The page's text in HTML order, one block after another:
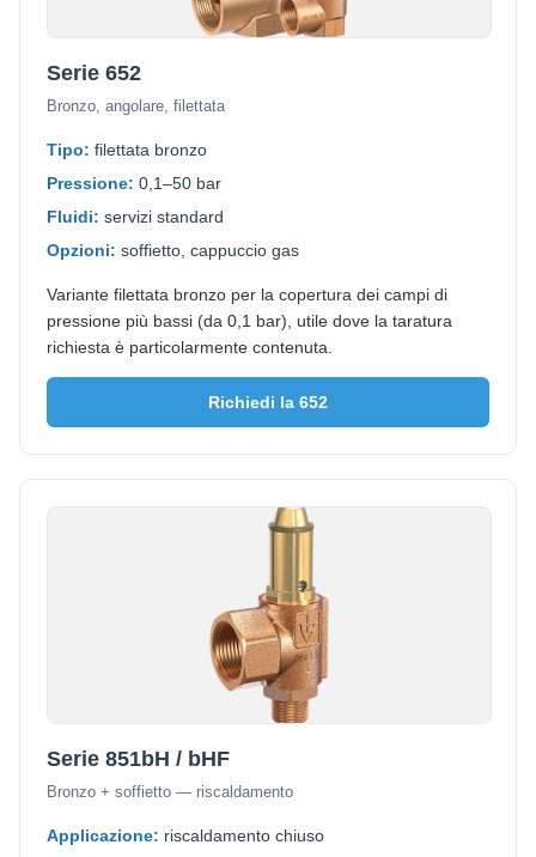
Serie 652
Bronzo, angolare, filettata
Tipo: filettata bronzo
Pressione: 0,1–50 bar
Fluidi: servizi standard
Opzioni: soffietto, cappuccio gas
Variante filettata bronzo per la copertura dei campi di
pressione più bassi (da 0,1 bar), utile dove la taratura
richiesta è particolarmente contenuta.
Richiedi la 652
Serie 851bH / bHF
Bronzo + soffietto — riscaldamento
Applicazione: riscaldamento chiuso